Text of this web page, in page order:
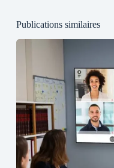
Publications similaires